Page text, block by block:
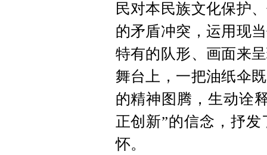
民对本民族文化保护
的矛盾冲突，运用现
特有的队形、画面来
舞台上，一把油纸伞
的精神图腾，生动诠
正创新”的信念，抒
怀。